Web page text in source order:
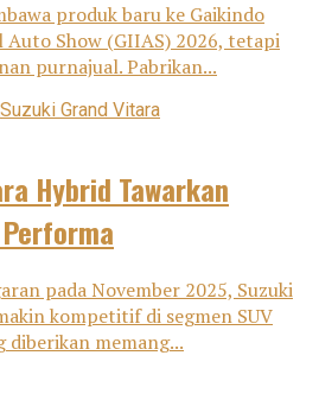
produk baru ke Gaikindo
Show (GIIAS) 2026, tetapi
purnajual. Pabrikan...
Hybrid Tawarkan
pada November 2025, Suzuki
kompetitif di segmen SUV
diberikan memang...